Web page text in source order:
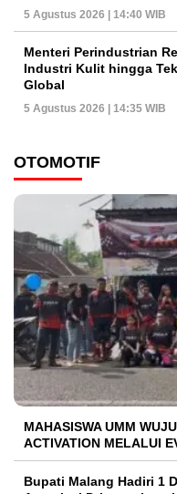
5 Agustus 2026 | 14:40 WIB
Menteri Perindustrian
Industri Kulit hingga
Global
5 Agustus 2026 | 14:35 WIB
OTOMOTIF
MAHASISWA UMM
ACTIVATION MELALUI
Bupati Malang Hadiri 1